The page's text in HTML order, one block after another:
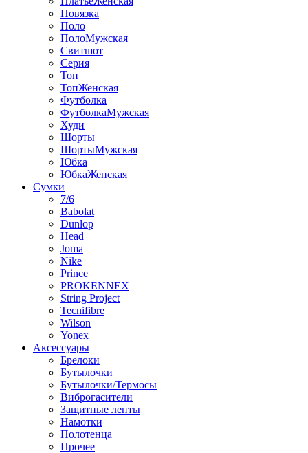
Повязка
Поло
ПолоМужская
Свитшот
Серия
Топ
ТопЖенская
Футболка
ФутболкаМужская
Худи
Шорты
ШортыМужская
Юбка
ЮбкаЖенская
Сумки
7/6
Babolat
Dunlop
Head
Joma
Nike
Prince
PROKENNEX
String Project
Tecnifibre
Wilson
Yonex
Аксессуары
Брелоки
Бутылочки
Бутылочки/Термосы
Виброгасители
Защитные ленты
Намотки
Полотенца
Прочее